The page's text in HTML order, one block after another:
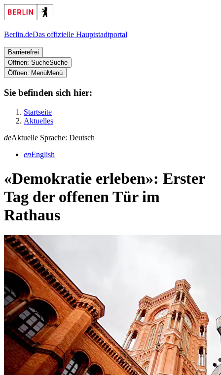
Berlin.deDas offizielle Hauptstadtportal
Barrierefrei
Öffnen: SucheSuche
Öffnen: MenüMenü
Sie befinden sich hier:
Startseite
Aktuelles
deAktuelle Sprache: Deutsch
enEnglish
«Demokratie erleben»: Erster
Tag der offenen Tür im
Rathaus